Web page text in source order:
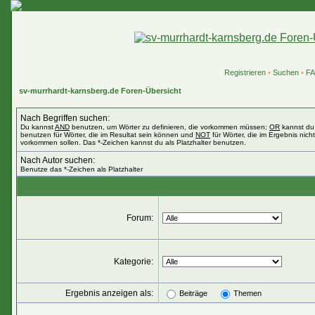
Registrieren• Suchen•
sv-murrhardt-karnsberg.de Foren-Übersicht
Nach Begriffen suchen:
Du kannstAND benutzen, um Wörter zu definieren, die vorkommen müssen; OR kannst du
benutzen für Wörter, die im Resultat sein können und NOT für Wörter, die im Ergebnis nicht
vorkommen sollen. Das *-Zeichen kannst du als Platzhalter benutzen.
Nach Autor suchen:
Benutze das *-Zeichen als Platzhalter
Forum:
Kategorie:
Ergebnis anzeigen als: Beiträge Themen